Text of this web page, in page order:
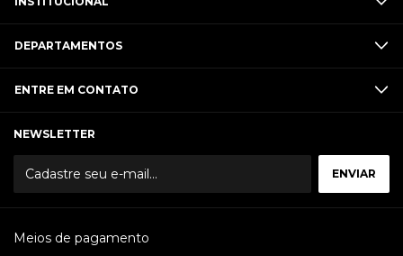
DEPARTAMENTOS
ENTRE EM CONTATO
NEWSLETTER
Meios de pagamento